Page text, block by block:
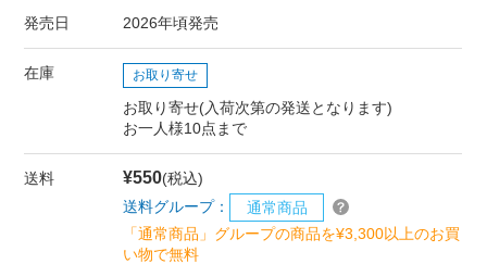
発売日 2026年頃発売
在庫 お取り寄せ
お取り寄せ(入荷次第の発送となります)
お一人様10点まで
送料 ¥550(税込)
送料グループ：
通常商品
「通常商品」グループの商品を¥3,300以上のお買
い物で無料